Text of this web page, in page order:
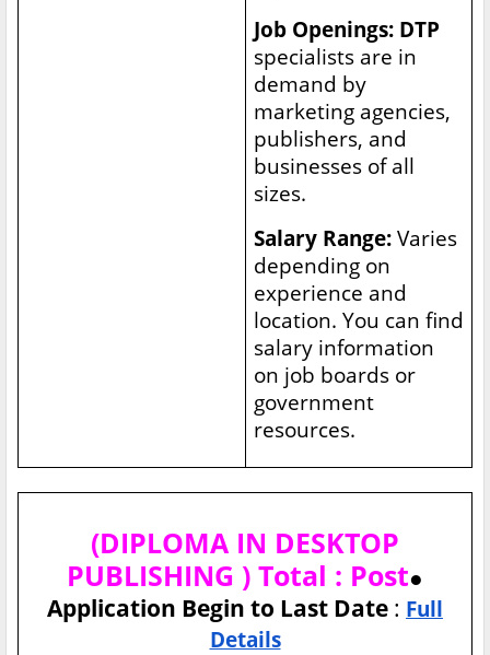
Job Openings: DTP
specialists are in
demand by
marketing agencies,
publishers, and
businesses of all
sizes.
Salary Range: Varies
depending on
experience and
location. You can find
salary information
on job boards or
government
resources.
(DIPLOMA IN DESKTOP
PUBLISHING ) Total : Post●
Application Begin to Last Date : Full
Details